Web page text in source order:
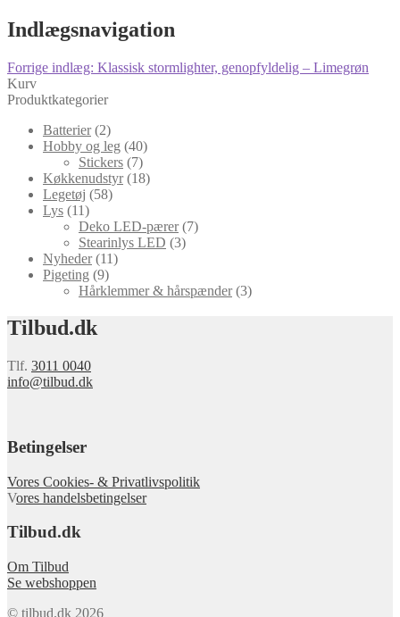
Indlægsnavigation
Forrige indlæg: Klassisk stormlighter, genopfyldelig – Limegrøn
Kurv
Produktkategorier
Batterier (2)
Hobby og leg (40)
Stickers (7)
Køkkenudstyr (18)
Legetøj (58)
Lys (11)
Deko LED-pærer (7)
Stearinlys LED (3)
Nyheder (11)
Pigeting (9)
Hårklemmer & hårspænder (3)
Tilbud.dk
Tlf. 3011 0040
info@tilbud.dk
Betingelser
Vores Cookies- & Privatlivspolitik
Vores handelsbetingelser
Tilbud.dk
Om Tilbud
Se webshoppen
© tilbud.dk 2026